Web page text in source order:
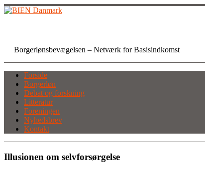
Skip
to
Borgerlønsbevægelsen – Netværk for Basisindkomst
Forside
Borgerløn
Debat og forskning
Litteratur
Foreningen
Nyhedsbrev
Kontakt
Illusionen om selvforsørgelse